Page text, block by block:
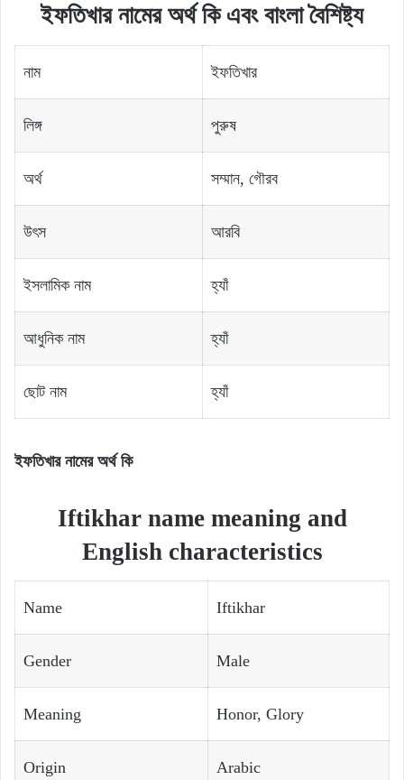
ইফতিখার নামের অর্থ কি এবং বাংলা বৈশিষ্ট্য
নাম ইফতিখার
লিঙ্গ পুরুষ
অর্থ সম্মান, গৌরব
উৎস আরবি
ইসলামিক নাম হ্যাঁ
আধুনিক নাম হ্যাঁ
ছোট নাম হ্যাঁ
ইফতিখার নামের অর্থ কি
Iftikhar name meaning and
English characteristics
Name Iftikhar
Gender Male
Meaning Honor, Glory
Origin Arabic